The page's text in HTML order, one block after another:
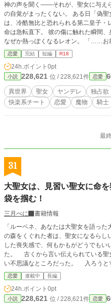
神の声を聞く――それが、聖女に与え
の自覚がまったくない。 ある日「偽聖女」として処刑されかけた私を救ったの
は、冷酷無比と恐れられる第二皇子
命は急転直下。 彼の傷に触れた瞬間、身体の奥から不思議な力が溢れ出して、
なぜか熱っぽくなるレオン。 「……お
る」 そんなこと言われても、私はただ癒した
独占欲ダダ漏れヤンデレ皇子の、過保
恋愛 完結 短編 R18
24h.ポイント 0pt
小説 228,621 位 / 228,621件 恋愛
異世界 聖女 ヤンデレ 独占欲
快楽系チート
恋愛 魔物 騎士
最
31
大聖女は、見習い聖女に命
袋を掴む！
三月べに
書籍情報
「ルーベネ、あなたは大聖女を語った
の森をくぐれた者は、聖女になるら
した喪失感で、何もかもがどうでも
た。 古くから言い伝えられている聖
い不思議なところだった。 入ろうと
うに出てきてしまう。おかしくも恐ろ
がいなくなる。 ルーベネが足を踏み
して、聖女となる。 とんとん拍子で
を拒む結界で国を守り、祈りで豊作
恋愛 連載中 長編
24h.ポイント 0pt
小説 228,621 位 / 228,621件 恋愛